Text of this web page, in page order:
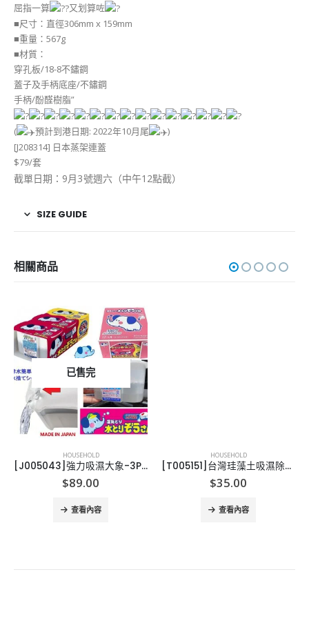
屈指一算
又划算咗
■尺寸：直徑306mm x 159mm
■重量：567g
■材質：
穿孔板/18-8不鏽鋼
蓋子及手柄底座/不鏽鋼
手柄/酚醛樹脂”
( 預計到港日期: 2022年10月尾
)
[J208314] 日本蒸架連蓋
$79/套
截單日期：9月3號週六（中午12點截）
SIZE GUIDE
相關商品
已售完
HOUSEHOLD
[J005043]強力吸濕大象-3PCS/PACK
$89.00
查看內容
HOUSEHOLD
[T005151]台灣珪藻土吸濕除臭萬用粉
$35.00
查看內容